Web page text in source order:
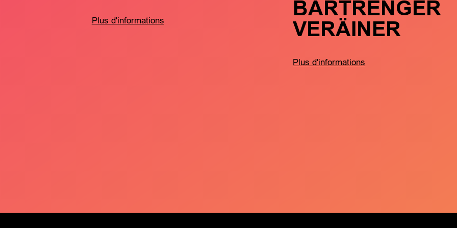
Plus d'informations BARTRENGER
VERÄINER
Plus d'informations